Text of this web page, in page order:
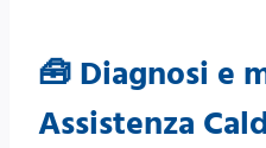
🧰 Diagnosi e
Assistenza